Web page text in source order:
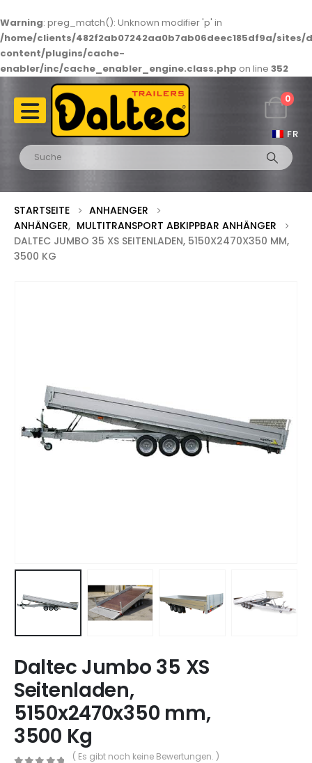
Warning: preg_match(): Unknown modifier 'p' in
/home/clients/482f2ab07242aa0b7ab06deec185df9a/
content/plugins/cache-
enabler/inc/cache_enabler_engine.class.php on line 352
FR
0
STARTSEITE
ANHAENGER
ANHÄNGER, MULTITRANSPORT ABKIPPBAR ANHÄNGER
DALTEC JUMBO 35 XS SEITENLADEN, 5150X2470X350 MM,
3500 KG
Daltec Jumbo 35 XS
Seitenladen,
5150x2470x350 mm,
3500 Kg
( Es gibt noch keine Bewertungen. )